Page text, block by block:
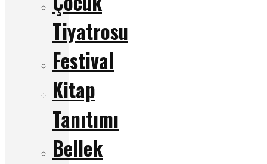
Tiyatrosu
Festival
Kitap
Tanıtımı
Bellek